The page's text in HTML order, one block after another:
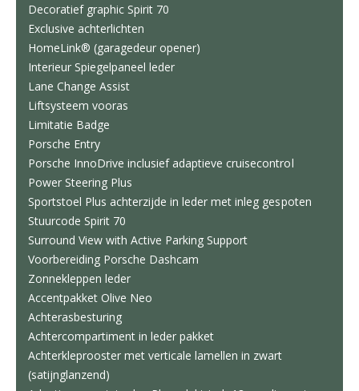
Decoratief graphic Spirit 70
Exclusive achterlichten
HomeLink® (garagedeur opener)
Interieur Spiegelpaneel leder
Lane Change Assist
Liftsysteem vooras
Limitatie Badge
Porsche Entry
Porsche InnoDrive inclusief adaptieve cruisecontrol
Power Steering Plus
Sportstoel Plus achterzijde in leder met inleg gespoten
Stuurcode Spirit 70
Surround View with Active Parking Support
Voorbereiding Porsche Dashcam
Zonnekleppen leder
Accentpakket Olive Neo
Achterasbesturing
Achtercompartiment in leder pakket
Achterkleprooster met verticale lamellen in zwart
(satijnglanzend)